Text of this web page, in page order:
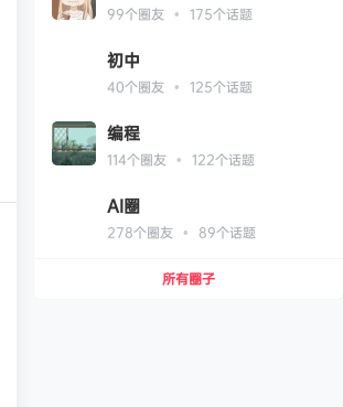
99个圈友 • 175个话题
初中
40个圈友 • 125个话题
编程
114个圈友 • 122个话题
AI圈
278个圈友 • 89个话题
所有圈子